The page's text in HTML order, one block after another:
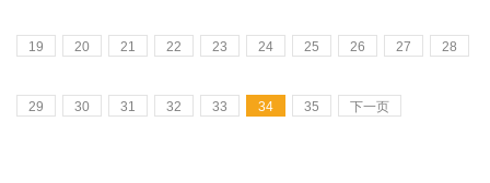
19 20 21 22 23 24 25 26 27 28
29 30 31 32 33 34 35 下一页